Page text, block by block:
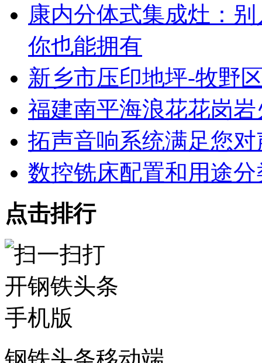
康内分体式集成灶：
你也能拥有
新乡市压印地坪-牧野
福建南平海浪花花岗
拓声音响系统满足您
数控铣床配置和用途分
点击排行